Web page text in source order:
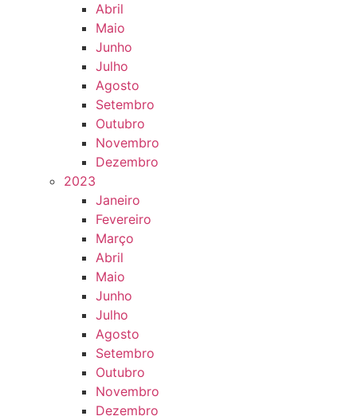
Abril
Maio
Junho
Julho
Agosto
Setembro
Outubro
Novembro
Dezembro
2023
Janeiro
Fevereiro
Março
Abril
Maio
Junho
Julho
Agosto
Setembro
Outubro
Novembro
Dezembro